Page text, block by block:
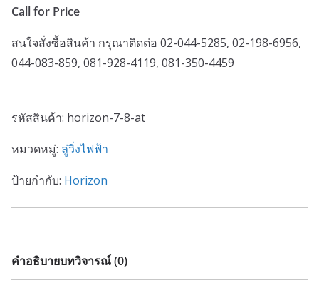
Call for Price
สนใจสั่งซื้อสินค้า กรุณาติดต่อ 02-044-5285, 02-198-6956,
044-083-859, 081-928-4119, 081-350-4459
รหัสสินค้า: horizon-7-8-at
หมวดหมู่: ลู่วิ่งไฟฟ้า
ป้ายกำกับ: Horizon
คำอธิบายบทวิจารณ์ (0)